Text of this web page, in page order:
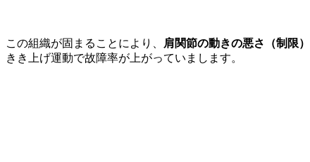
この組織が固まることにより、 肩関節の動きの悪さ（制限）
きき上げ運動で故障率が上がっていまします。